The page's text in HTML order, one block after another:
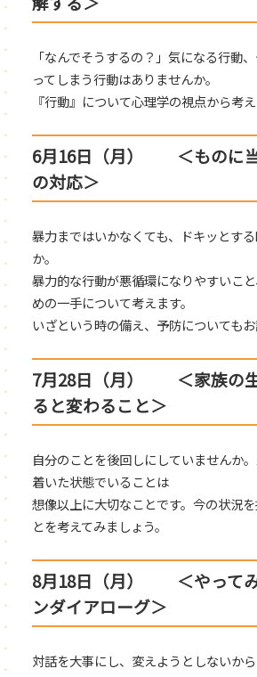
「なんでそうするの？」気になる行動
ってしまう行動はありませんか。
『行動』について心理学の視点から考え
6月16日（月） ＜ものに
の対応＞
暴力まではいかなくても、ドキッとす
か。
暴力的な行動が悪循環になりやすいこ
めの一手について考えます。
いざという時の備え、予防についてもお
7月28日（月） ＜家族の
ると変わること＞
自分のことを後回しにしていませんか
着いた状態でいることは
想像以上に大切なことです。今の状況
とを考えてみましょう。
8月18日（月） ＜やって
ンダイアローグ＞
対話を大事にし、変えようとしないか